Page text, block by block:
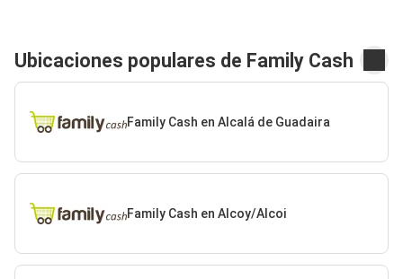
Ubicaciones populares de Family Cash
Family Cash en Alcalá de Guadaira
Family Cash en Alcoy/Alcoi